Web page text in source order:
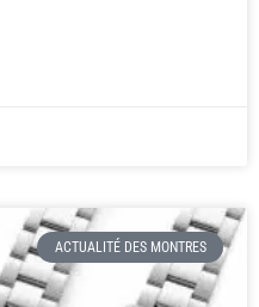
ACTUALITÉ DES MONTRES